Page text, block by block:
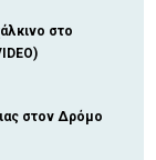
στο
στον Δρόμο